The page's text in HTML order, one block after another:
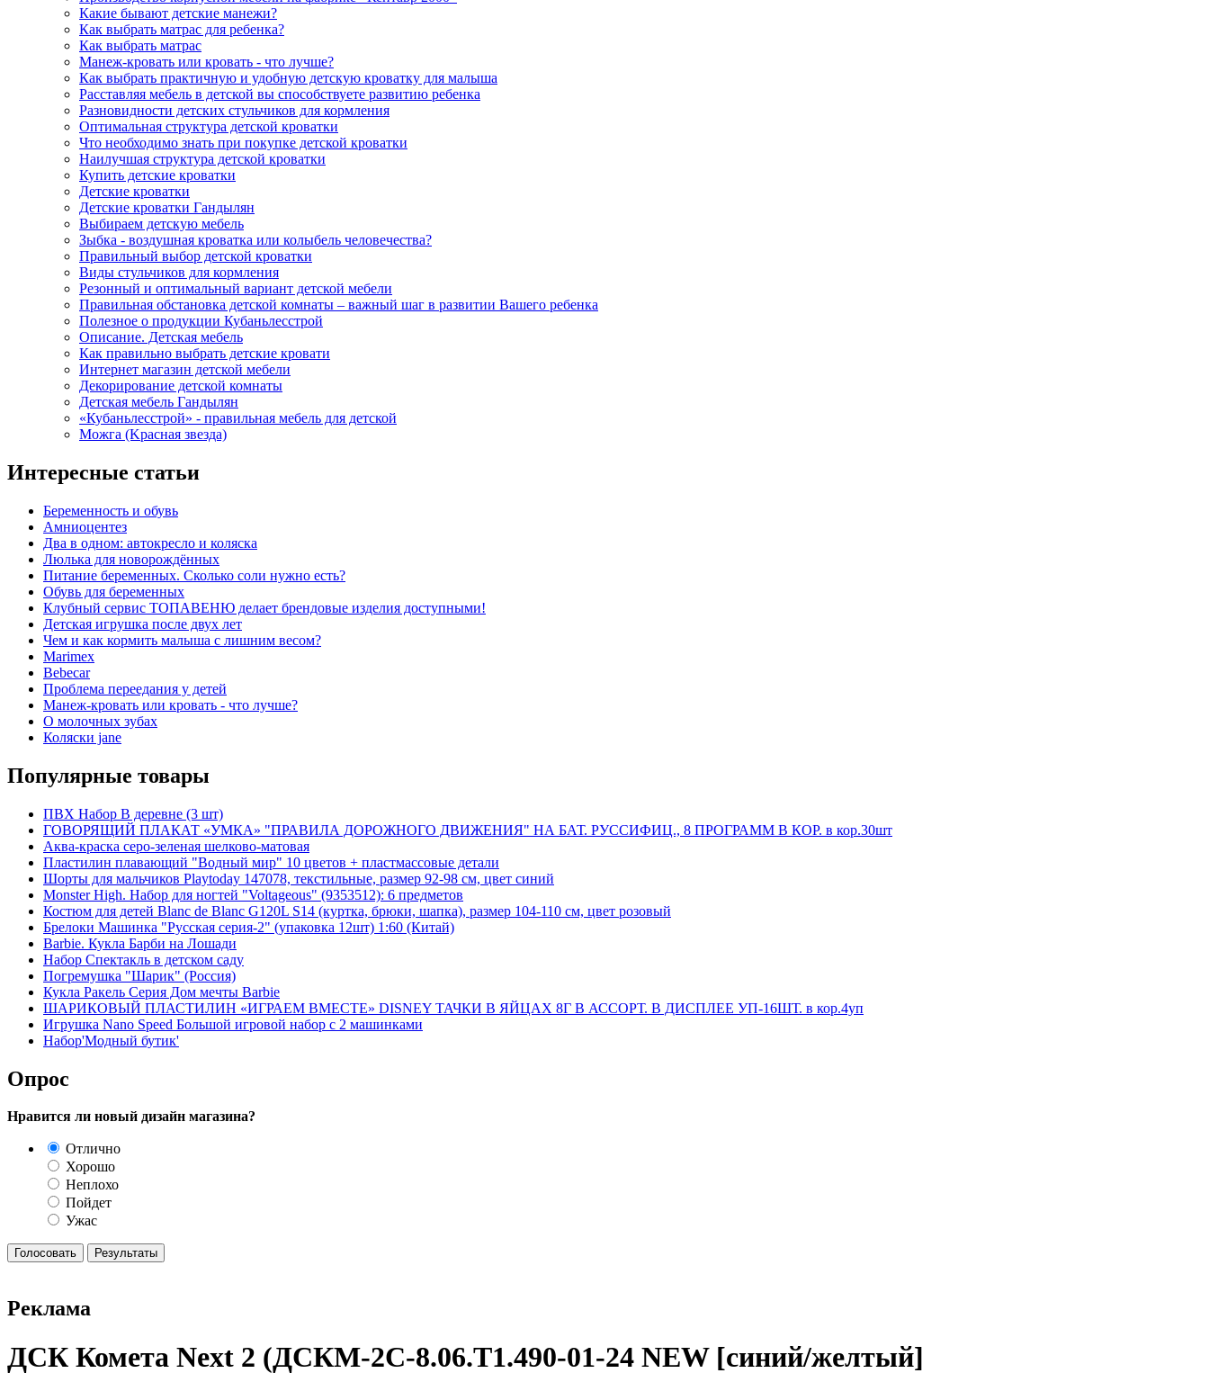
Какие бывают детские манежи?
Как выбрать матрас для ребенка?
Как выбрать матрас
Манеж-кровать или кровать - что лучше?
Как выбрать практичную и удобную детскую кроватку для малыша
Расставляя мебель в детской вы способствуете развитию ребенка
Разновидности детских стульчиков для кормления
Оптимальная структура детской кроватки
Что необходимо знать при покупке детской кроватки
Наилучшая структура детской кроватки
Купить детские кроватки
Детские кроватки
Детские кроватки Гандылян
Выбираем детскую мебель
Зыбка - воздушная кроватка или колыбель человечества?
Правильный выбор детской кроватки
Виды стульчиков для кормления
Резонный и оптимальный вариант детской мебели
Правильная обстановка детской комнаты – важный шаг в развитии Вашего ребенка
Полезное о продукции Кубаньлесстрой
Описание. Детская мебель
Как правильно выбрать детские кровати
Интернет магазин детской мебели
Декорирование детской комнаты
Детская мебель Гандылян
«Кубаньлесстрой» - правильная мебель для детской
Можга (Kрасная звезда)
Интересные статьи
Беременность и обувь
Амниоцентез
Два в одном: автокресло и коляска
Люлька для новорождённых
Питание беременных. Сколько соли нужно есть?
Обувь для беременных
Клубный сервис ТОПАВЕНЮ делает брендовые изделия доступными!
Детская игрушка после двух лет
Чем и как кормить малыша с лишним весом?
Marimex
Bebecar
Проблема переедания у детей
Манеж-кровать или кровать - что лучше?
О молочных зубах
Коляски jane
Популярные товары
ПВХ Набор В деревне (3 шт)
ГОВОРЯЩИЙ ПЛАКАТ «УМКА» "ПРАВИЛА ДОРОЖНОГО ДВИЖЕНИЯ" НА БАТ. РУССИФИЦ., 8 ПРОГРАММ В КОР. в кор.30шт
Аква-краска серо-зеленая шелково-матовая
Пластилин плавающий "Водный мир" 10 цветов + пластмассовые детали
Шорты для мальчиков Playtoday 147078, текстильные, размер 92-98 см, цвет синий
Monster High. Набор для ногтей "Voltageous" (9353512): 6 предметов
Костюм для детей Blanc de Blanc G120L S14 (куртка, брюки, шапка), размер 104-110 см, цвет розовый
Брелоки Машинка "Русская серия-2" (упаковка 12шт) 1:60 (Китай)
Barbie. Кукла Барби на Лошади
Набор Спектакль в детском саду
Погремушка "Шарик" (Россия)
Кукла Ракель Серия Дом мечты Barbie
ШАРИКОВЫЙ ПЛАСТИЛИН «ИГРАЕМ ВМЕСТЕ» DISNEY ТАЧКИ В ЯЙЦАХ 8Г В АССОРТ. В ДИСПЛЕЕ УП-16ШТ. в кор.4уп
Игрушка Nano Speed Большой игровой набор с 2 машинками
Набор'Модный бутик'
Опрос
Нравится ли новый дизайн магазина?
Отлично
Хорошо
Неплохо
Пойдет
Ужас
Реклама
ДСК Комета Next 2 (ДСКМ-2C-8.06.T1.490-01-24 NEW [синий/желтый]